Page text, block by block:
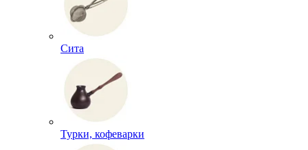
Сита
Турки, кофеварки